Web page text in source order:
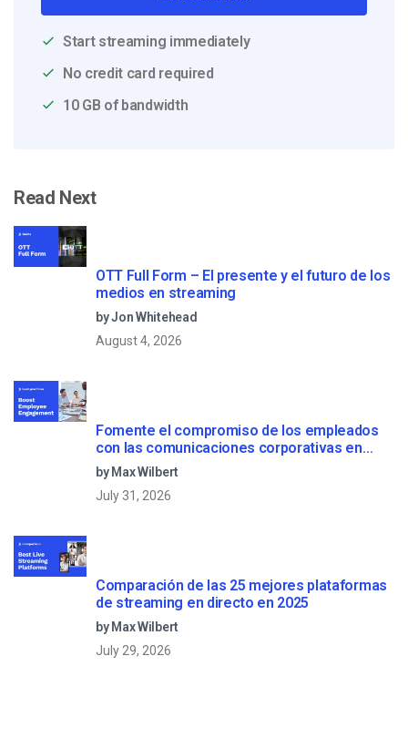
Start streaming immediately
No credit card required
10 GB of bandwidth
Read Next
OTT Full Form – El presente y el futuro de los
medios en streaming
by Jon Whitehead
August 4, 2026
Fomente el compromiso de los empleados
con las comunicaciones corporativas en
directo
by Max Wilbert
July 31, 2026
Comparación de las 25 mejores plataformas
de streaming en directo en 2025
by Max Wilbert
July 29, 2026